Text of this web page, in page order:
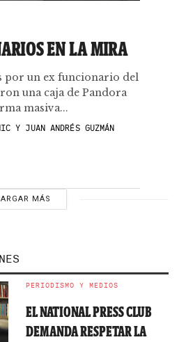
EN LA MIRA
por un ex funcionario del
una caja de Pandora
masiva...
Y JUAN ANDRÉS GUZMÁN
MÁS
PERIODISMO Y MEDIOS
EL NATIONAL PRESS CLUB
DEMANDA RESPETAR LA